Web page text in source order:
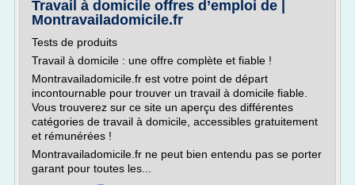
Travail à domicile offres d’emploi de |
Montravailadomicile.fr
Tests de produits
Travail à domicile : une offre complète et fiable !
Montravailadomicile.fr est votre point de départ
incontournable pour trouver un travail à domicile fiable.
Vous trouverez sur ce site un aperçu des différentes
catégories de travail à domicile, accessibles gratuitement
et rémunérées !
Montravailadomicile.fr ne peut bien entendu pas se porter
garant pour toutes les...